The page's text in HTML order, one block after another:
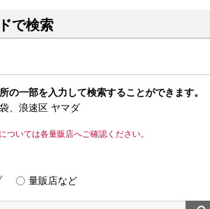
で検索
の一部を入力して検索することができます。
、浪速区 ヤマダ
ついては各量販店へご確認ください。
量販店など